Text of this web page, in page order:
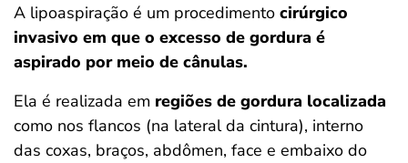
A lipoaspiração é um procedimento cirúrgico
invasivo em que o excesso de gordura é
aspirado por meio de cânulas.
Ela é realizada em regiões de gordura localizada
como nos flancos (na lateral da cintura), interno
das coxas, braços, abdômen, face e embaixo do